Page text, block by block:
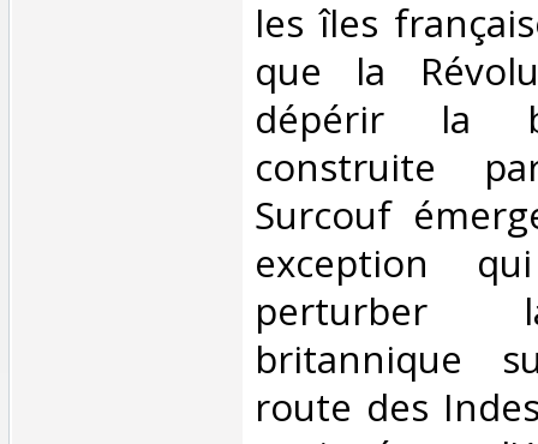
les îles
que la
dépérir la
construite
Surcouf
exception
perturber
britannique
route des